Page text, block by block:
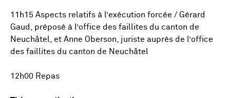
11h15 Aspects relatifs à l’exécution forcée / Gérard
Gaud, préposé à l’office des faillites du canton de
Neuchâtel, et Anne Oberson, juriste auprès de l’office
des faillites du canton de Neuchâtel
12h00 Repas